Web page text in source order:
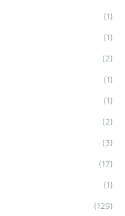
(1)
(1)
(2)
(1)
(1)
(2)
(3)
(17)
(1)
(129)